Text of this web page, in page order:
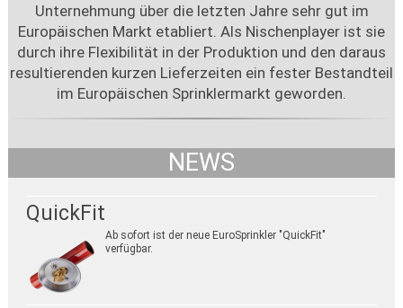
Unternehmung über die letzten Jahre sehr gut im
Europäischen Markt etabliert. Als Nischenplayer ist sie
durch ihre Flexibilität in der Produktion und den daraus
resultierenden kurzen Lieferzeiten ein fester Bestandteil
im Europäischen Sprinklermarkt geworden.
NEWS
QuickFit
Ab sofort ist der neue EuroSprinkler "QuickFit"
verfügbar.